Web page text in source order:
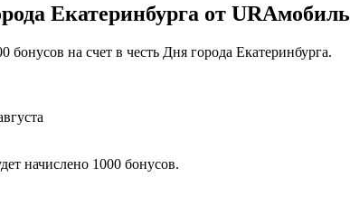
Екатеринбурга от URAмобиль
на счет в честь Дня города Екатеринбурга.
начислено 1000 бонусов.